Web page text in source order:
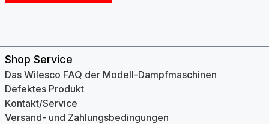
Shop Service
Das Wilesco FAQ der Modell-Dampfmaschinen
Defektes Produkt
Kontakt/Service
Versand- und Zahlungsbedingungen